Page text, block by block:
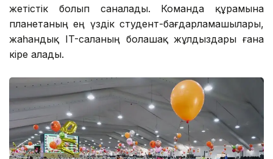
жетістік болып саналады. Команда құрамына
планетаның ең үздік студент-бағдарламашылары,
жаһандық IT-саланың болашақ жұлдыздары ғана
кіре алады.